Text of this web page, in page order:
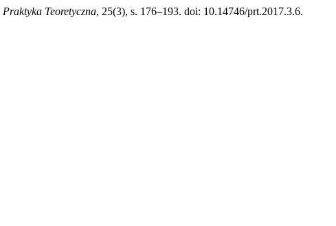
Praktyka Teoretyczna, 25(3), s. 176–193. doi: 10.14746/prt.2017.3.6.